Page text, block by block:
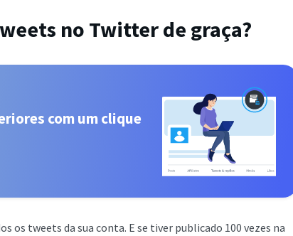
no Twitter de graça?
com um clique
os tweets da sua conta. E se tiver publicado 100 vezes na